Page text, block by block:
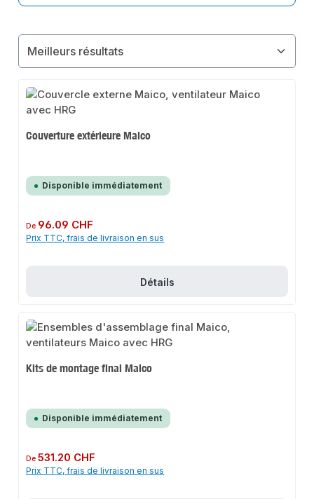
Couverture extérieure Maico
Disponible immédiatement
Prix régulier :
De 96.09 CHF
Prix TTC, frais de livraison en sus
Détails
Kits de montage final Maico
Disponible immédiatement
Prix régulier :
De531.20 CHF
Prix TTC, frais de livraison en sus